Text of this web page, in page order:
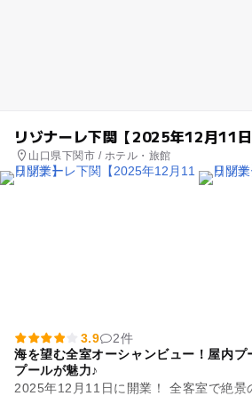
リゾナーレ下関【2025年12月11日
山口県下関市 / ホテル・旅館
3.9
2件
海を望む全室オーシャンビュー！屋内プ
プールが魅力♪
2025年12月11日に開業！ 全客室で絶景